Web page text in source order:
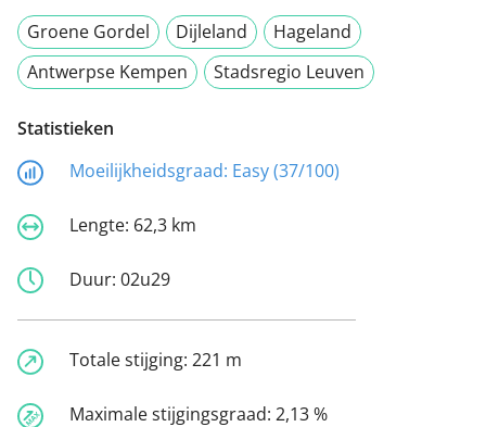
Groene Gordel
Dijleland
Hageland
Antwerpse Kempen
Stadsregio Leuven
Statistieken
Moeilijkheidsgraad: Easy (37/100)
Lengte: 62,3 km
Duur: 02u29
Totale stijging: 221 m
Maximale stijgingsgraad: 2,13 %